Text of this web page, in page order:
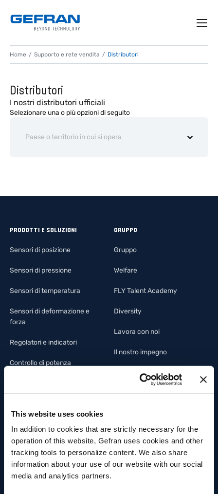
This website uses cookies
In addition to cookies that are strictly necessary for the
operation of this website, Gefran uses cookies and other
tracking tools to personalize content. We also share
information about your use of our website with our social
media and analytics partners.
Home Supporto e rete vendita Distributori
Distributori
I nostri distributori ufficiali
Selezionare una o più opzioni di seguito
Paese o territorio in cui si opera
PRODOTTI E SOLUZIONI
Sensori di posizione
Sensori di pressione
Sensori di temperatura
Sensori di deformazione e
forza
Regolatori e indicatori
Controllo di potenza
System Integration
Fotovoltaico
GRUPPO
Gruppo
Welfare
FLY Talent Academy
Diversity
Lavora con noi
Il nostro impegno
Ambiente
Filiera